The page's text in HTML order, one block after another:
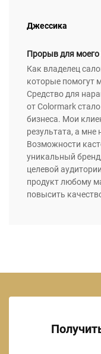
Джессика
Прорыв для моего
Как владелец
которые помогут
Средство для
от Colormark
бизнеса. Мои
результата, а мне
Возможности
уникальный
целевой
продукт любому
повысить